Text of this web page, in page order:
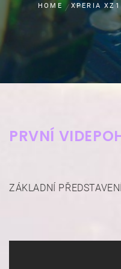
HOME XPERIA XZ1
PRVNÍ
ZÁKLADNÍ